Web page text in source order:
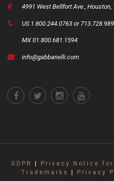
4991 West Bellfort Ave., Houston,
US 1.800.244.0763 or
MX 01.800.681.1594
info@gabbanelli.com
GDPR Privacy Notice
Trademarks
Privacy